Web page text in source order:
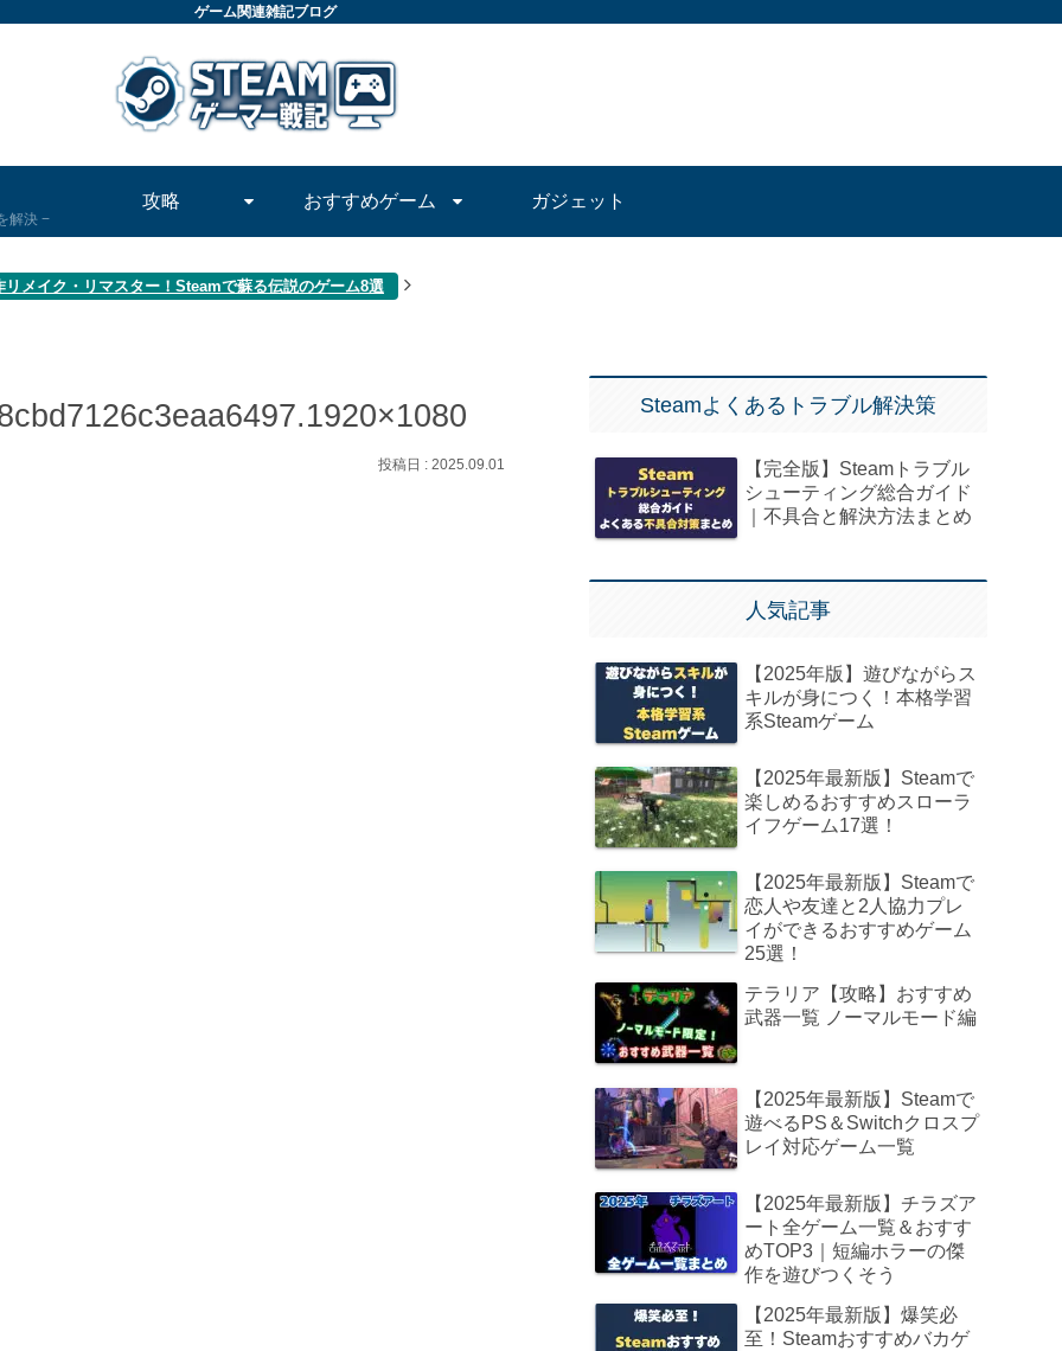
ゲーム関連雑記ブログ
解決
攻略 おすすめゲーム ガジェット
リメイク・リマスター！Steamで蘇る伝説のゲーム8選
2025.09.01
Steamよくあるトラブル解決策
【完全版】Steamトラブル
シューティング総合ガイド
｜不具合と解決方法まとめ
人気記事
【2025年版】遊びながらス
キルが身につく！本格学習
系Steamゲーム
【2025年最新版】Steamで
楽しめるおすすめスローラ
イフゲーム17選！
【2025年最新版】Steamで
恋人や友達と2人協力プレ
イができるおすすめゲーム
25選！
テラリア【攻略】おすすめ
武器一覧 ノーマルモード編
【2025年最新版】Steamで
遊べるPS＆Switchクロスプ
レイ対応ゲーム一覧
【2025年最新版】チラズア
ート全ゲーム一覧＆おすす
めTOP3｜短編ホラーの傑
作を遊びつくそう
【2025年最新版】爆笑必
至！Steamおすすめバカゲ